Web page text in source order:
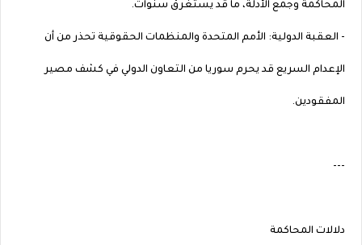
المحاكمة وجمع الأدلة، ما قد يستغرق سنوات.
- العقبة الدولية: الأمم المتحدة والمنظمات الحقوقية تحذر من أن
الإعدام السريع قد يحرم سوريا من التعاون الدولي في كشف مصير
المفقودين.
---
دلالات المحاكمة